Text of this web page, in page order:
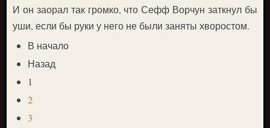
И он заорал так громко, что Сефф Ворчун заткнул бы
уши, если бы руки у него не были заняты хворостом.
В начало
Назад
1
2
3